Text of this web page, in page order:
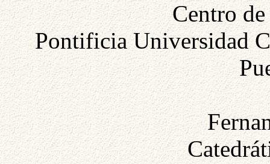
Centro
Pontificia Universidad